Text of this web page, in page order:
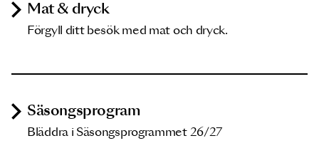
Mat & dryck
Förgyll ditt besök med mat och dryck.
Säsongsprogram
Bläddra i Säsongsprogrammet 26/27